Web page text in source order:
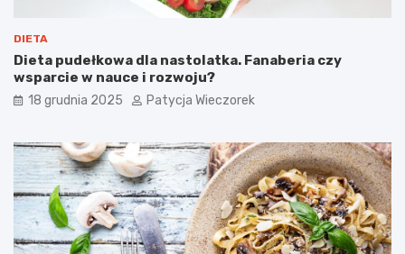
DIETA
Dieta pudełkowa dla nastolatka. Fanaberia czy
wsparcie w nauce i rozwoju?
18 grudnia 2025 Patycja Wieczorek